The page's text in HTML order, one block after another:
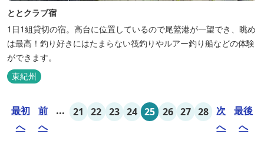
ととクラブ宿
1日1組貸切の宿。高台に位置しているので尾鷲港が一望でき、眺め
は最高！釣り好きにはたまらない筏釣りやルアー釣り船などの体験
ができます。
東紀州
最初
へ
前
へ
... 21 22 23 24 25 26 27 28
次
へ
最後
へ